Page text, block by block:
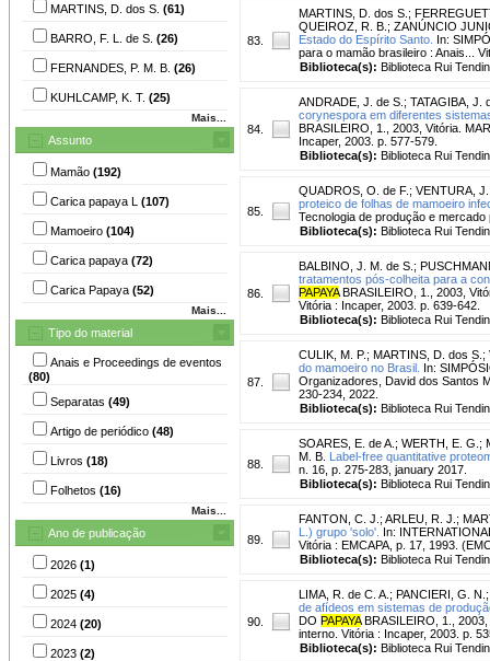
MARTINS, D. dos S. (61)
BARRO, F. L. de S. (26)
FERNANDES, P. M. B. (26)
KUHLCAMP, K. T. (25)
Mais...
Assunto
Mamão (192)
Carica papaya L (107)
Mamoeiro (104)
Carica papaya (72)
Carica Papaya (52)
Mais...
Tipo do material
Anais e Proceedings de eventos
(80)
Separatas (49)
Artigo de periódico (48)
Livros (18)
Folhetos (16)
Mais...
Ano de publicação
2026 (1)
2025 (4)
2024 (20)
2023 (2)
83.
MARTINS, D. dos S. ;
QUEIROZ, R. B. ; ZANÚNCIO
Estado do Espírito Santo. In:
para o mamão brasileiro : Anais...
Biblioteca(s): Biblioteca Rui
84.
ANDRADE, J. de S. ; TATAGIBA, J.
corynespora em diferentes
BRASILEIRO, 1., 2003, Vitória.
Incaper, 2003. p. 577-579.
Biblioteca(s): Biblioteca Rui
85.
QUADROS, O. de F. ; VENTURA, J.
proteico de folhas de mamoeiro
Tecnologia de produção e
Biblioteca(s): Biblioteca Rui
86.
BALBINO, J. M. de S. ;
tratamentos pós-colheita para a
PAPAYABRASILEIRO, 1., 2003,
Vitória : Incaper, 2003. p. 639-642.
Biblioteca(s): Biblioteca Rui
87.
CULIK, M. P. ; MARTINS, D. dos S. ;
do mamoeiro no Brasil. In:
Organizadores, David dos Santos
230-234, 2022.
Biblioteca(s): Biblioteca Rui
88.
SOARES, E. de A. ; WERTH, E. G. ;
M. B. Label-free quantitative
n. 16, p. 275-283, january 2017.
Biblioteca(s): Biblioteca Rui
89.
FANTON, C. J. ; ARLEU, R. J. ;
L.) grupo 'solo'. In:
Vitória : EMCAPA, p. 17, 1993.
Biblioteca(s): Biblioteca Rui
90.
LIMA, R. de C. A. ; PANCIERI, G. N.
de afídeos em sistemas de
DO PAPAYABRASILEIRO, 1.,
interno. Vitória : Incaper, 2003. p.
Biblioteca(s): Biblioteca Rui